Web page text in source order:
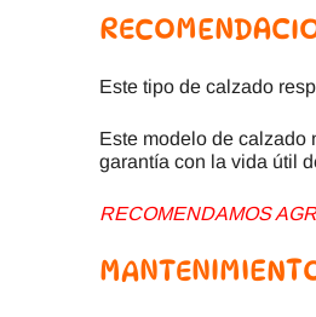
Este tipo de calzado
Este modelo de calzado
garantía con la vida útil
RECOMENDAMOS